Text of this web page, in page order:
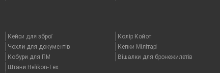
Кейси для зброї
Чохли для документів
Кобури для ПМ
Штани Helikon-Tex
Колір Койот
Кепки Мілітарі
Вішалки для бронежилетів